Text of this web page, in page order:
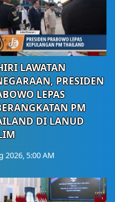
LAWATAN
PRESIDEN
LEPAS
PM
DI LANUD
2026, 5:00 AM